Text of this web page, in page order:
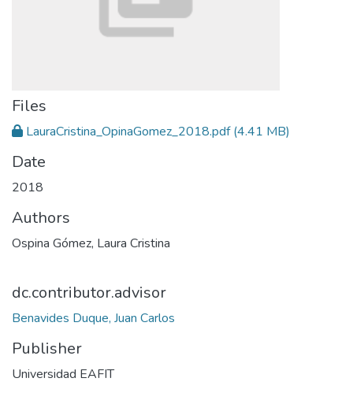
Files
LauraCristina_OpinaGomez_2018.pdf(4.41 MB)
Date
2018
Authors
Ospina Gómez, Laura Cristina
dc.contributor.advisor
Benavides Duque, Juan Carlos
Publisher
Universidad EAFIT